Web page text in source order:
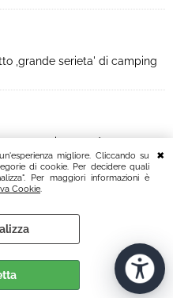
migliore. Cliccando su
di cookie. Per decidere quali
Per maggiori informazioni è
Cookie.
,grande serieta' di camping
ottimo prodotto.
Già montata e
ha unito un altro ordine da
puntuale e grazie al
è stato risolto anche un